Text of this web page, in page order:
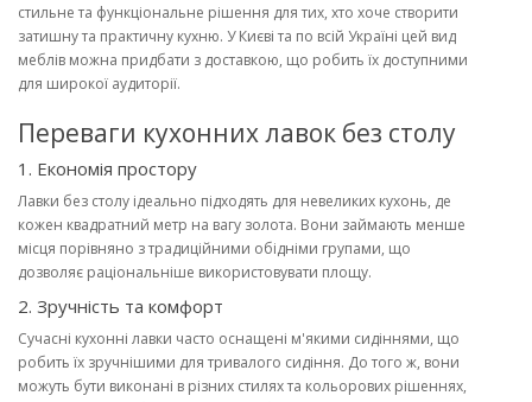
стильне та функціональне рішення для тих, хто хоче створити
затишну та практичну кухню. У Києві та по всій Україні цей вид
меблів можна придбати з доставкою, що робить їх доступними
для широкої аудиторії.
Переваги кухонних лавок без столу
1. Економія простору
Лавки без столу ідеально підходять для невеликих кухонь, де
кожен квадратний метр на вагу золота. Вони займають менше
місця порівняно з традиційними обідніми групами, що
дозволяє раціональніше використовувати площу.
2. Зручність та комфорт
Сучасні кухонні лавки часто оснащені м'якими сидіннями, що
робить їх зручнішими для тривалого сидіння. До того ж, вони
можуть бути виконані в різних стилях та кольорових рішеннях,